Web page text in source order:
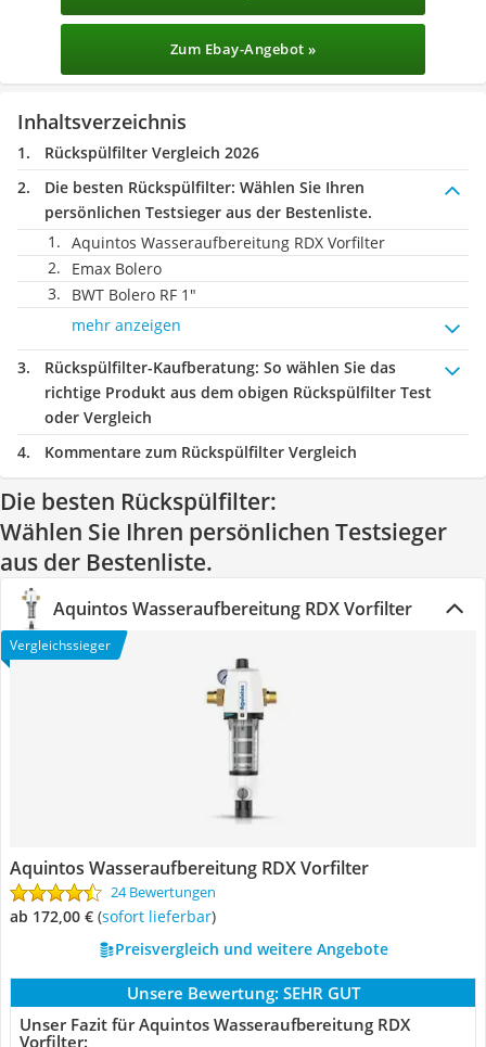
Zum Ebay-Angebot »
Inhaltsverzeichnis
Rückspülfilter Vergleich 2026
Die besten Rückspülfilter: Wählen Sie Ihren
persönlichen Testsieger aus der Bestenliste.
Aquintos Wasseraufbereitung RDX Vorfilter
Emax Bolero
BWT Bolero RF 1"
mehr anzeigen
Rückspülfilter-Kaufberatung: So wählen Sie das
richtige Produkt aus dem obigen Rückspülfilter Test
oder Vergleich
Kommentare zum Rückspülfilter Vergleich
Die besten Rückspülfilter:
Wählen Sie Ihren persönlichen Testsieger
aus der Bestenliste.
Aquintos Wasseraufbereitung RDX Vorfilter
Vergleichssieger
Aquintos Wasseraufbereitung RDX Vorfilter
24 Bewertungen
ab 172,00 € ( Sofort lieferbar)
Preisvergleich und weitere Angebote
Unsere Bewertung: SEHR GUT
Unser Fazit für Aquintos Wasseraufbereitung RDX
Vorfilter: